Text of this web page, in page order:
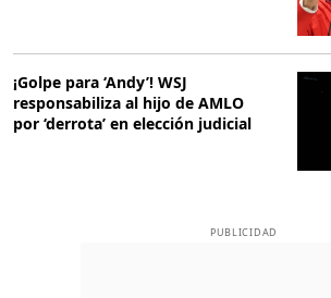
¡Golpe para ‘Andy’! WSJ
responsabiliza al hijo de AMLO
por ‘derrota’ en elección judicial
PUBLICIDAD